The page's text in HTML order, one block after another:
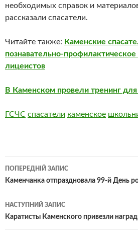
необходимых справок и
рассказали спасатели.
Читайте также: Каменские
познавательно-
лицеистов
В Каменском провели тренинг
ГСЧС спасатели каменское
Навігація
по
записам
ПОПЕРЕДНІЙ ЗАПИС
Каменчанка отпраздновала 99-й День
НАСТУПНИЙ ЗАПИС
Каратисты Каменского привезли